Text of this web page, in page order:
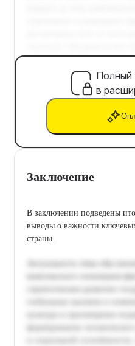
Полный
в
Заключение
В заключении подведены
выводы о важности
страны.